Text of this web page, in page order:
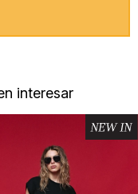
más
interesar